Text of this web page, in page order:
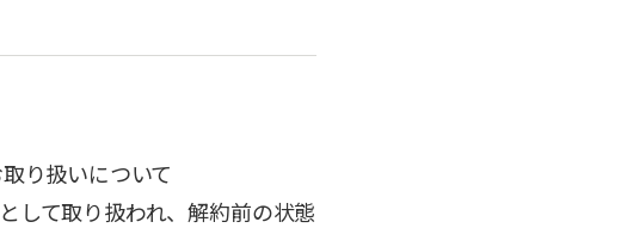
り扱いについて
して取り扱われ、解約前の状態